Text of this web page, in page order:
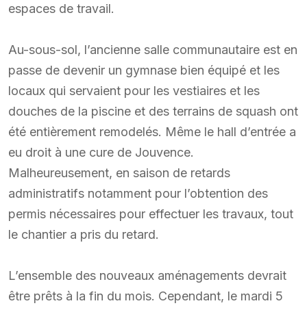
espaces de travail.
Au-sous-sol, l’ancienne salle communautaire est en
passe de devenir un gymnase bien équipé et les
locaux qui servaient pour les vestiaires et les
douches de la piscine et des terrains de squash ont
été entièrement remodelés. Même le hall d’entrée a
eu droit à une cure de Jouvence.
Malheureusement, en saison de retards
administratifs notamment pour l’obtention des
permis nécessaires pour effectuer les travaux, tout
le chantier a pris du retard.
L’ensemble des nouveaux aménagements devrait
être prêts à la fin du mois. Cependant, le mardi 5